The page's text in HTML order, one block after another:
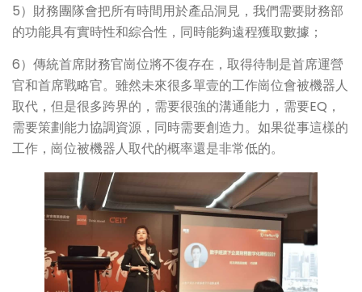
5）財務團隊會把所有時間用於產品洞見，我們需要財務部
的功能具有實時性和綜合性，同時能夠遠程獲取數據；
6）傳統首席財務官崗位將不復存在，取得待制是首席運營
官和首席戰略官。雖然未來很多單壹的工作崗位會被機器人
取代，但是很多跨界的，需要很強的溝通能力，需要EQ，
需要策劃能力協調資源，同時需要創造力。如果從事這樣的
工作，崗位被機器人取代的概率還是非常低的。